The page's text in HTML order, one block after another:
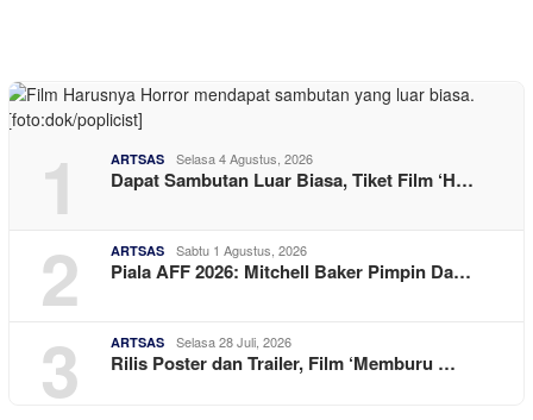
1 ARTSAS Selasa 4 Agustus, 2026
Dapat Sambutan Luar Biasa, Tiket Film ‘H…
2 ARTSAS Sabtu 1 Agustus, 2026
Piala AFF 2026: Mitchell Baker Pimpin Da…
3 ARTSAS Selasa 28 Juli, 2026
Rilis Poster dan Trailer, Film ‘Memburu …